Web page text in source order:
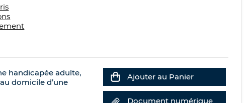
handicapée adulte,
domicile d’une
Ajouter au Panier
Document numérique